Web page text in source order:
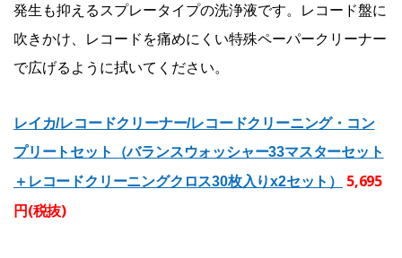
発生も抑えるスプレータイプの洗浄液です。レコード盤に
吹きかけ、レコードを痛めにくい特殊ペーパークリーナー
で広げるように拭いてください。
レイカ/レコードクリーナー/レコードクリーニング・コン
プリートセット（バランスウォッシャー33マスターセット
＋レコードクリーニングクロス30枚入りx2セット）
5,695
円(税抜)